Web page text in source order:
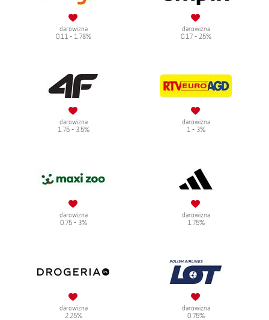
darowizna
0.11 - 1.78%
darowizna
0.17 - 25%
darowizna
1.75 - 3.5%
darowizna
1 - 3%
darowizna
0.75 - 3%
darowizna
1.75%
darowizna
2.25%
darowizna
0.75%